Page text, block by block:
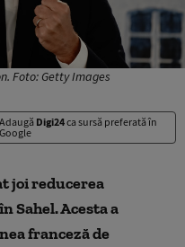
Foto: Getty Images
Adaugă Digi24ca sursă preferată în
Google
joi reducerea
Sahel. Acesta a
franceză de